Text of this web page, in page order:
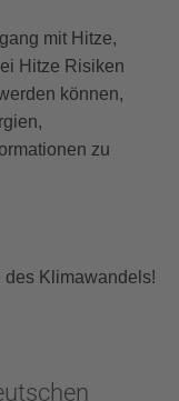
mit Hitze,
Hitze Risiken
können,
zu
des Klimawandels!